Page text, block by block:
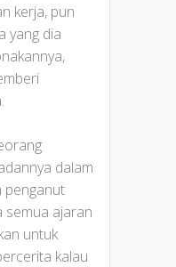
kerja, pun
yang dia
dalam
penganut
semua ajaran
untuk
kalau